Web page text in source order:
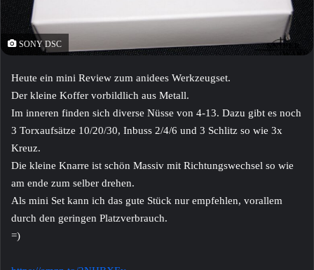
SONY DSC
Heute ein mini Review zum anidees Werkzeugset.
Der kleine Koffer vorbildlich aus Metall.
Im inneren finden sich diverse Nüsse von 4-13. Dazu gibt es noch
3 Torxaufsätze 10/20/30, Inbuss 2/4/6 und 3 Schlitz so wie 3x
Kreuz.
Die kleine Knarre ist schön Massiv mit Richtungswechsel so wie
am ende zum selber drehen.
Als mini Set kann ich das gute Stück nur empfehlen, vorallem
durch den geringen Platzverbrauch.
=)